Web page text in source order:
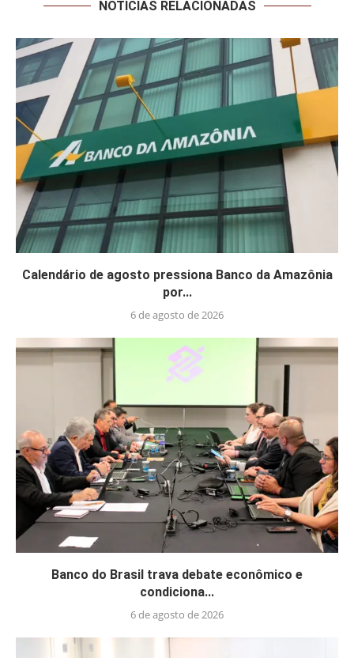
NOTÍCIAS RELACIONADAS
Calendário de agosto pressiona Banco da Amazônia
por...
6 de agosto de 2026
Banco do Brasil trava debate econômico e
condiciona...
6 de agosto de 2026